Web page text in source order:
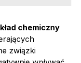
chemiczny
związki